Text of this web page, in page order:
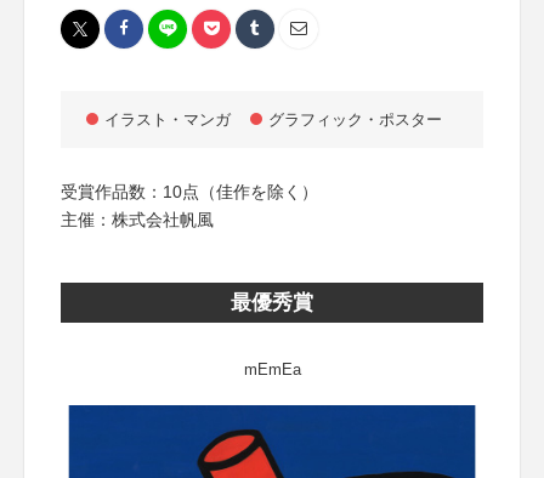
イラスト・マンガ グラフィック・ポスター
受賞作品数：10点（佳作を除く）
主催：株式会社帆風
最優秀賞
mEmEa